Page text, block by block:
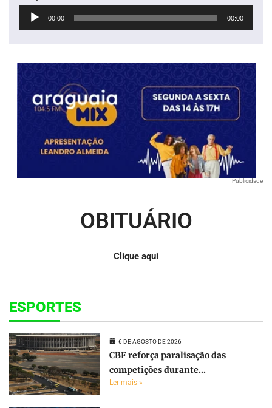
Tocador
00:00 00:00
Publicidade
OBITUÁRIO
Clique aqui
ESPORTES
6 DE AGOSTO DE 2026
CBF reforça paralisação das
competições durante...
Ler mais »